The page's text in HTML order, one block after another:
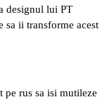
designul lui PT
sa ii transforme acest
pe rus sa isi mutileze